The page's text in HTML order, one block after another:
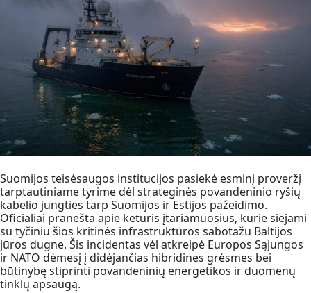
Suomijos teisėsaugos institucijos pasiekė esminį proveržį
tarptautiniame tyrime dėl strateginės povandeninio ryšių
kabelio jungties tarp Suomijos ir Estijos pažeidimo.
Oficialiai pranešta apie keturis įtariamuosius, kurie siejami
su tyčiniu šios kritinės infrastruktūros sabotažu Baltijos
jūros dugne. Šis incidentas vėl atkreipė Europos Sąjungos
ir NATO dėmesį į didėjančias hibridines grėsmes bei
būtinybę stiprinti povandeninių energetikos ir duomenų
tinklų apsaugą.